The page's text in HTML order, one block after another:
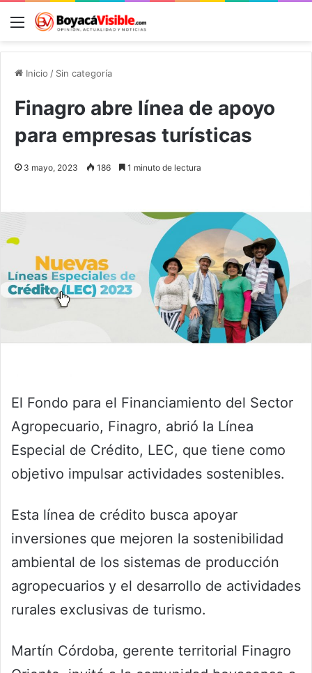
Menú
Inicio / Sin categoría
Finagro abre línea de apoyo
para empresas turísticas
3 mayo, 2023 186 1 minuto de lectura
El Fondo para el Financiamiento del Sector
Agropecuario, Finagro, abrió la Línea
Especial de Crédito, LEC, que tiene como
objetivo impulsar actividades sostenibles.
Esta línea de crédito busca apoyar
inversiones que mejoren la sostenibilidad
ambiental de los sistemas de producción
agropecuarios y el desarrollo de actividades
rurales exclusivas de turismo.
Martín Córdoba, gerente territorial Finagro